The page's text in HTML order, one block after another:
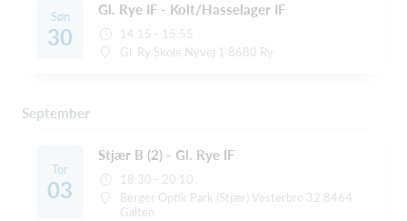
Søn
30
Gl. Rye IF - Kolt/Hasselager IF
14:15 - 15:55
Gl. Ry Skole Nyvej 1 8680 Ry
September
Tor
03
Stjær B (2) - Gl. Rye IF
18:30 - 20:10
Berger Optik Park (Stjær) Vesterbro 32 8464
Galten